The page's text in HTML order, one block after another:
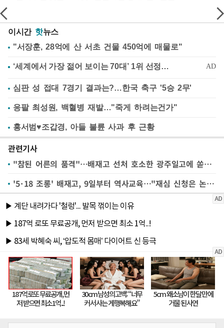
이시간 핫뉴스
"서장훈, 28억에 산 서초 건물 450억에 매물로"
심판 성 접대 7경기 결과는?…한국 축구 '5승 2무'
응팔 최성원, 백혈병 재발…"죽게 하려는건가"
홍서범♥조갑경, 아들 불륜 사과 후 근황
관련기사
"참된 어른의 품격"…배재고 선처 호소한 광주일고에 쏟아진 박수
'5·18 조롱' 배재고, 9일부터 역사교육…"재심 신청은 논의"